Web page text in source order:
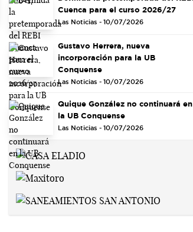
Cuenca para el curso 2026/27
Las Noticias - 10/07/2026
Gustavo Herrera, nueva
incorporación para la UB
Conquense
Las Noticias - 10/07/2026
Quique González no continuará en
la UB Conquense
Las Noticias - 10/07/2026